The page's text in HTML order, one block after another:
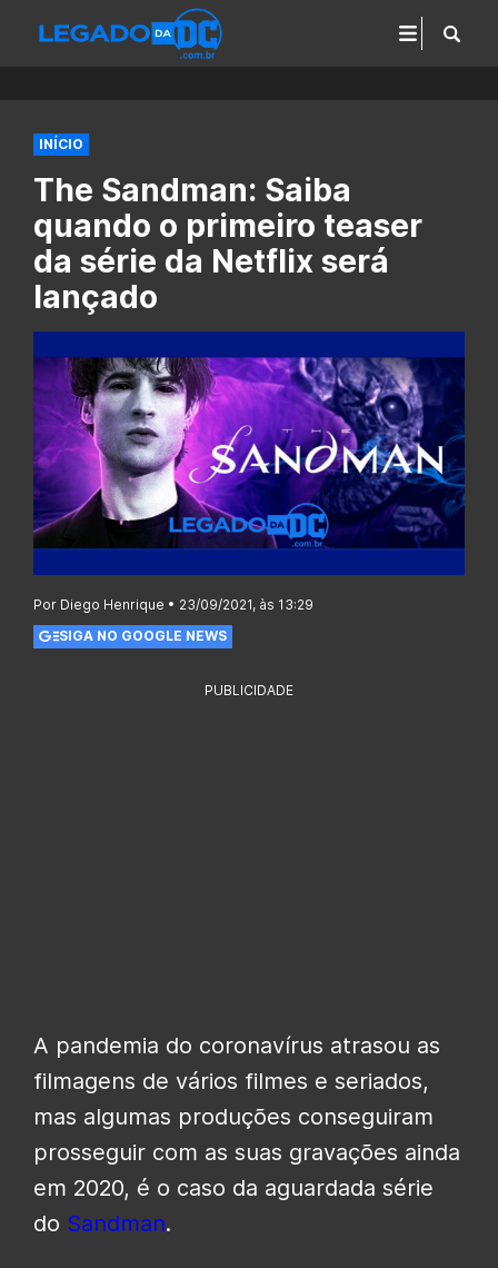
INÍCIO
The Sandman: Saiba
quando o primeiro teaser
da série da Netflix será
lançado
Por Diego Henrique • 23/09/2021, às 13:29
SIGA NO GOOGLE NEWS
PUBLICIDADE
A pandemia do coronavírus atrasou as
filmagens de vários filmes e seriados,
mas algumas produções conseguiram
prosseguir com as suas gravações ainda
em 2020, é o caso da aguardada série
do Sandman.